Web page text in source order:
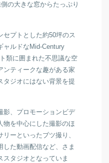
の大きな窓からたっぷり
セプトとした約50坪のス
ャルドなMid-Century
類に囲まれた不思議な空
ンティークな趣がある家
タジオにはない背景を提
影、プロモーションビデ
物を中心にした撮影のほ
ーといったブツ撮り、
た動画配信など、さま
スタジオとなっていま